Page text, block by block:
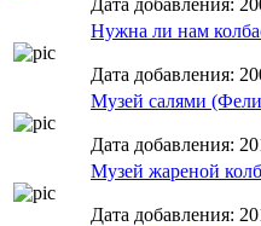
Дата добавления:
Нужна ли нам
Дата добавления:
Музей салями
Дата добавления:
Музей жареной
Дата добавления: